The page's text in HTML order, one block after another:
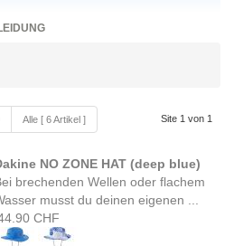
Alle [ 6 Artikel ] Site 1 von 1
NO ZONE HAT (deep blue)
brechenden Wellen oder flachem
musst du deinen eigenen ...
CHF